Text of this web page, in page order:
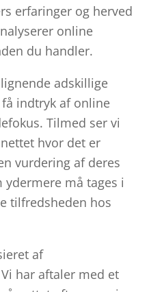
erfaringer og herved
online
du handler.
adskillige
indtryk af online
Tilmed ser vi
hvor det er
vurdering af deres
ydermere må tages i
tilfredsheden hos
af
har aftaler med et